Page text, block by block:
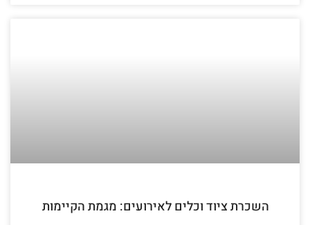
השכרת ציוד וכלים לאירועים: מגמת הקיימות